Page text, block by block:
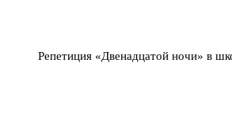
Репетиция «Двенадцатой ночи» в